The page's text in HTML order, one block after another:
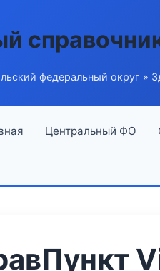
федеральный округ »
Центральный ФО